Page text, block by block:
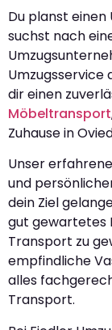
Du planst einen
suchst nach
Umzugsservice
dir einen
Möbeltransport
Zuhause in
Unser
und
dein Ziel
gut gewartetes
Transport zu
empfindliche
alles
Transport.